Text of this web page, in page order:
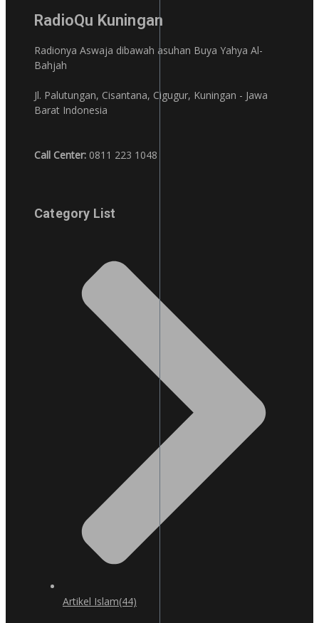
RadioQu Kuningan
Radionya Aswaja dibawah asuhan Buya Yahya Al-
Bahjah
Jl. Palutungan, Cisantana, Cigugur, Kuningan - Jawa
Barat Indonesia
Call Center: 0811 223 1048
Category List
Artikel Islam(44)